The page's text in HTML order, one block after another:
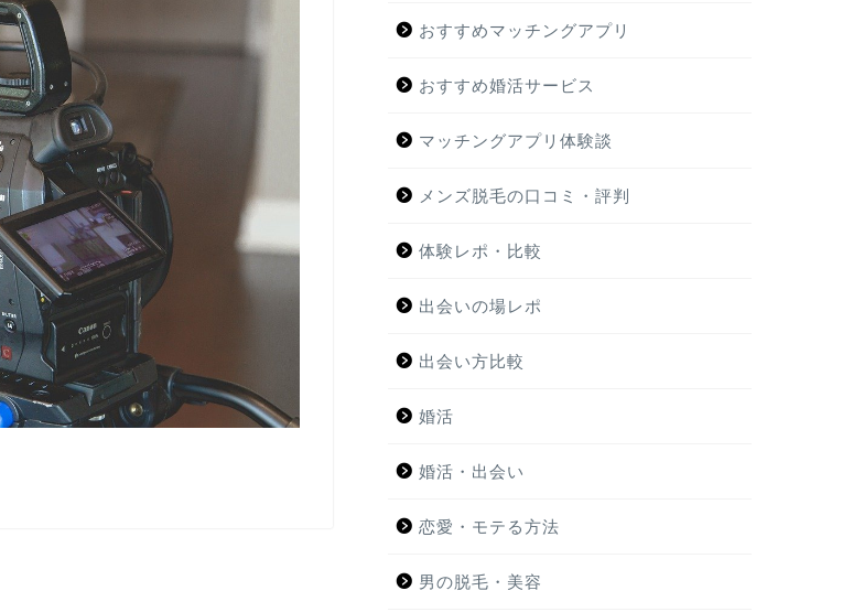
おすすめマッチングアプリ
おすすめ婚活サービス
マッチングアプリ体験談
メンズ脱毛の口コミ・評判
体験レポ・比較
出会いの場レポ
出会い方比較
婚活
婚活・出会い
恋愛・モテる方法
男の脱毛・美容